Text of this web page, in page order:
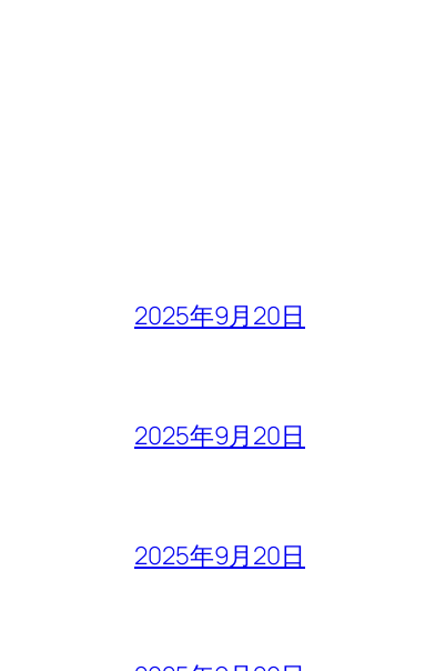
2025年9月20日
2025年9月20日
2025年9月20日